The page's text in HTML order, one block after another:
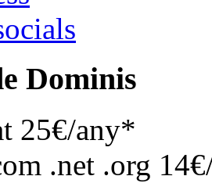
Dominis
25€/any*
.net .org